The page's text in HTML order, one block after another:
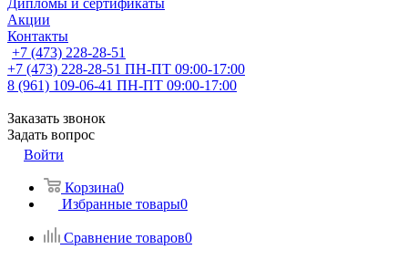
Дипломы и сертификаты
Акции
Контакты
+7 (473) 228-28-51
+7 (473) 228-28-51 ПН-ПТ 09:00-17:00
8 (961) 109-06-41 ПН-ПТ 09:00-17:00
Заказать звонок
Задать вопрос
Войти
Корзина0
Избранные товары0
Сравнение товаров0